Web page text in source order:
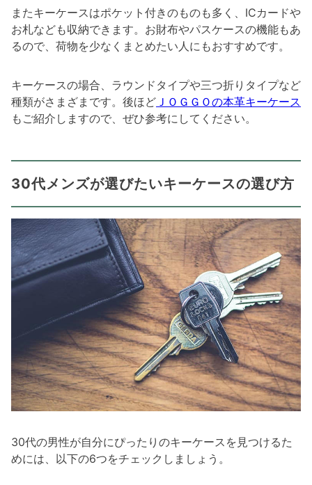
またキーケースはポケット付きのものも多く、ICカードや
お札なども収納できます。お財布やパスケースの機能もあ
るので、荷物を少なくまとめたい人にもおすすめです。
キーケースの場合、ラウンドタイプや三つ折りタイプなど
種類がさまざまです。後ほど ＪＯＧＧＯの本革キーケース
もご紹介しますので、ぜひ参考にしてください。
30代メンズが選びたいキーケースの選び方
30代の男性が自分にぴったりのキーケースを見つけるた
めには、以下の6つをチェックしましょう。